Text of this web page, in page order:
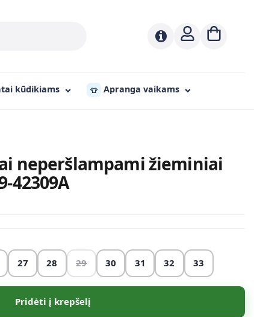
kūdikiams 👕 Apranga vaikams
neperšlampami žieminiai
42309A
27 28 29 30 31 32 33
Pridėti į krepšelį